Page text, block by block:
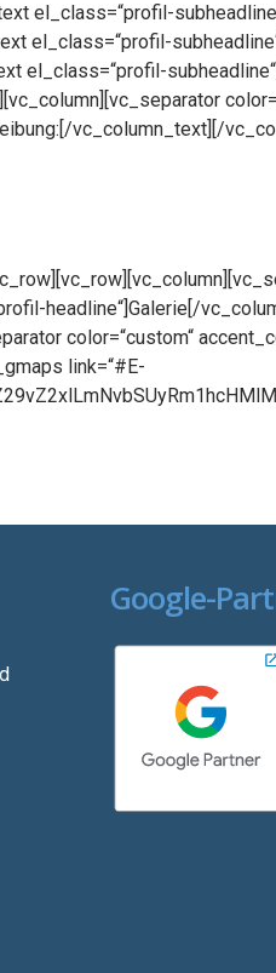
el_class=“profil-
el_class=“profil-
el_class=“profil-
vc_column_text][/
headline“]Galerie[/
color=“custom“
link=“#E-
Google-